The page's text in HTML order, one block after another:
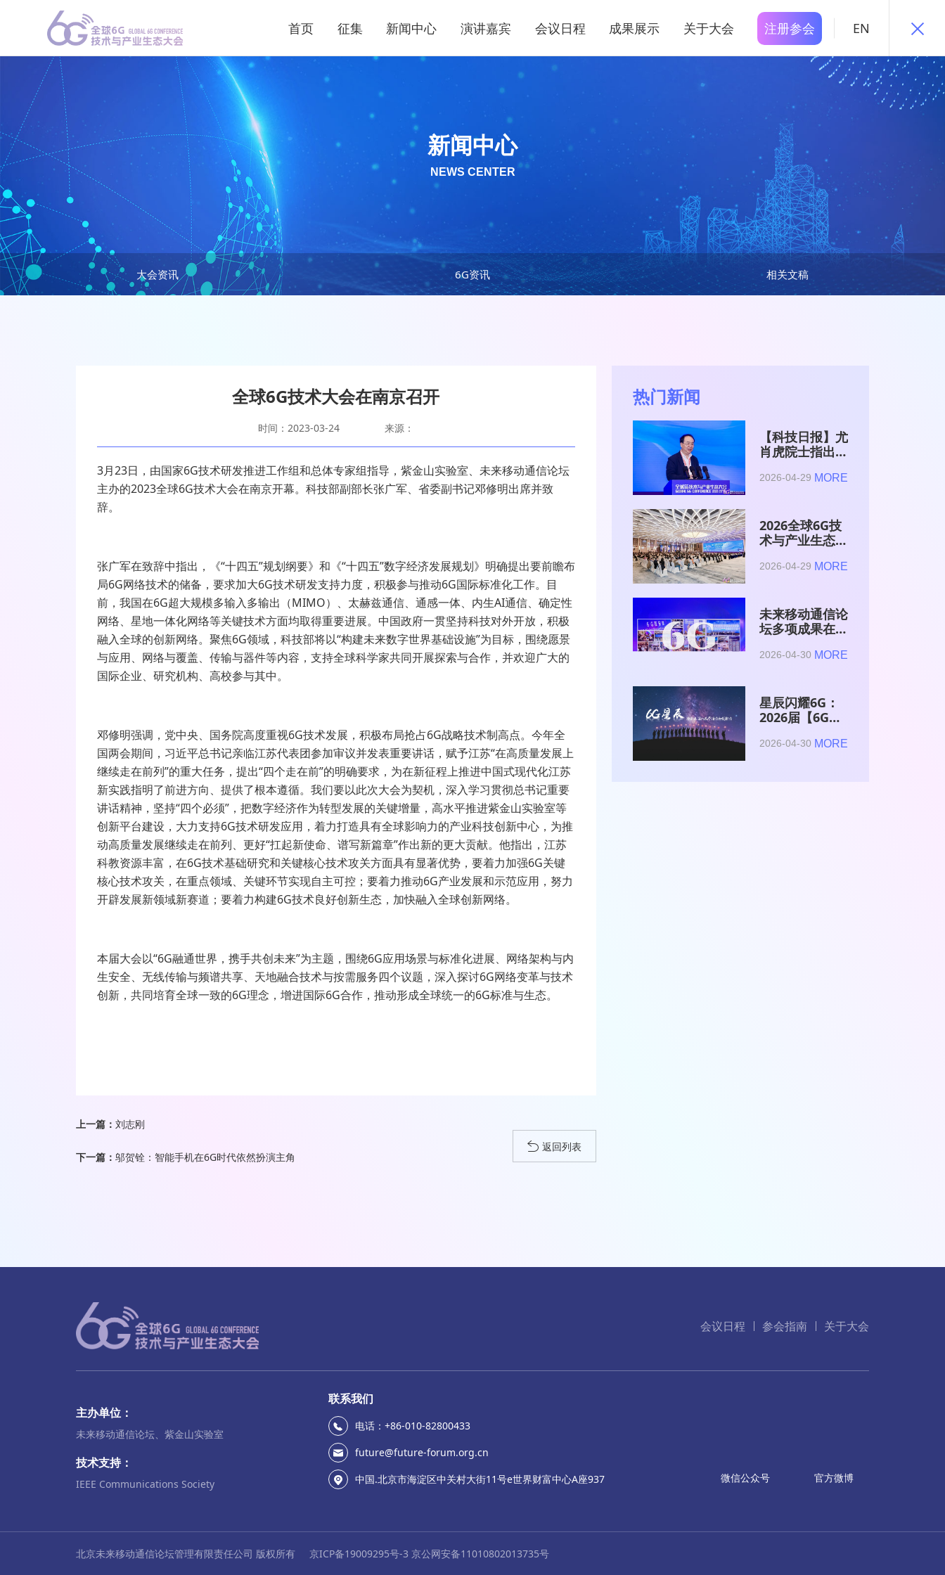
首页 征集 新闻中心 演讲嘉宾 会议日程 成果展示 关于大会 注册参会 EN
大会资讯 6G资讯 相关文稿
新闻中心
NEWS CENTER
全球6G技术大会在南京召开
时间：2023-03-24 来源：
3月23日，由国家6G技术研发推进工作组和总体专家组指导，紫金山实验室、未来移动通信论坛
主办的2023全球6G技术大会在南京开幕。科技部副部长张广军、省委副书记邓修明出席并致
辞。
张广军在致辞中指出，《“十四五”规划纲要》和《“十四五”数字经济发展规划》明确提出要前瞻布
局6G网络技术的储备，要求加大6G技术研发支持力度，积极参与推动6G国际标准化工作。目
前，我国在6G超大规模多输入多输出（MIMO）、太赫兹通信、通感一体、内生AI通信、确定性
网络、星地一体化网络等关键技术方面均取得重要进展。中国政府一贯坚持科技对外开放，积极
融入全球的创新网络。聚焦6G领域，科技部将以“构建未来数字世界基础设施”为目标，围绕愿景
与应用、网络与覆盖、传输与器件等内容，支持全球科学家共同开展探索与合作，并欢迎广大的
国际企业、研究机构、高校参与其中。
邓修明强调，党中央、国务院高度重视6G技术发展，积极布局抢占6G战略技术制高点。今年全
国两会期间，习近平总书记亲临江苏代表团参加审议并发表重要讲话，赋予江苏“在高质量发展上
继续走在前列”的重大任务，提出“四个走在前”的明确要求，为在新征程上推进中国式现代化江苏
新实践指明了前进方向、提供了根本遵循。我们要以此次大会为契机，深入学习贯彻总书记重要
讲话精神，坚持“四个必须”，把数字经济作为转型发展的关键增量，高水平推进紫金山实验室等
创新平台建设，大力支持6G技术研发应用，着力打造具有全球影响力的产业科技创新中心，为推
动高质量发展继续走在前列、更好“扛起新使命、谱写新篇章”作出新的更大贡献。他指出，江苏
科教资源丰富，在6G技术基础研究和关键核心技术攻关方面具有显著优势，要着力加强6G关键
核心技术攻关，在重点领域、关键环节实现自主可控；要着力推动6G产业发展和示范应用，努力
开辟发展新领域新赛道；要着力构建6G技术良好创新生态，加快融入全球创新网络。
本届大会以“6G融通世界，携手共创未来”为主题，围绕6G应用场景与标准化进展、网络架构与内
生安全、无线传输与频谱共享、天地融合技术与按需服务四个议题，深入探讨6G网络变革与技术
创新，共同培育全球一致的6G理念，增进国际6G合作，推动形成全球统一的6G标准与生态。
上一篇： 刘志刚
下一篇： 邬贺铨：智能手机在6G时代依然扮演主角
返回列表
热门新闻
【科技日报】尤
肖虎院士指出
是赋能AI的发
2026-04-29 MORE
2026全球6G技
术与产业生态大
2026-04-29 MORE
未来移动通信论
坛多项成果在
术与产业生态大
2026-04-30 MORE
星辰闪耀6G：
2026届【6G星
与博士获颁证书
2026-04-30 MORE
会议日程 参会指南 关于大会
主办单位：
未来移动通信论坛、紫金山实验室
技术支持：
IEEE Communications Society
联系我们
电话：+86-010-82800433
future@future-forum.org.cn
中国.北京市海淀区中关村大街11号e世界财富中心A座937
微信公众号 官方微博
北京未来移动通信论坛管理有限责任公司 版权所有 京ICP备19009295号-3 京公网安备11010802013735号